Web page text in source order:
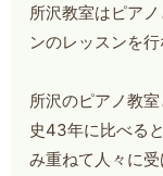
所沢教室はピア
ンのレッスンを行
所沢のピアノ教
史43年に比べる
み重ねて人々に